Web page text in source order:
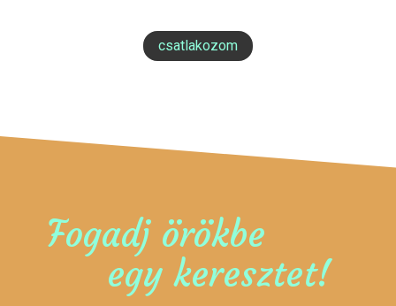
csatlakozom
Fogadj örökbe
egy keresztet!